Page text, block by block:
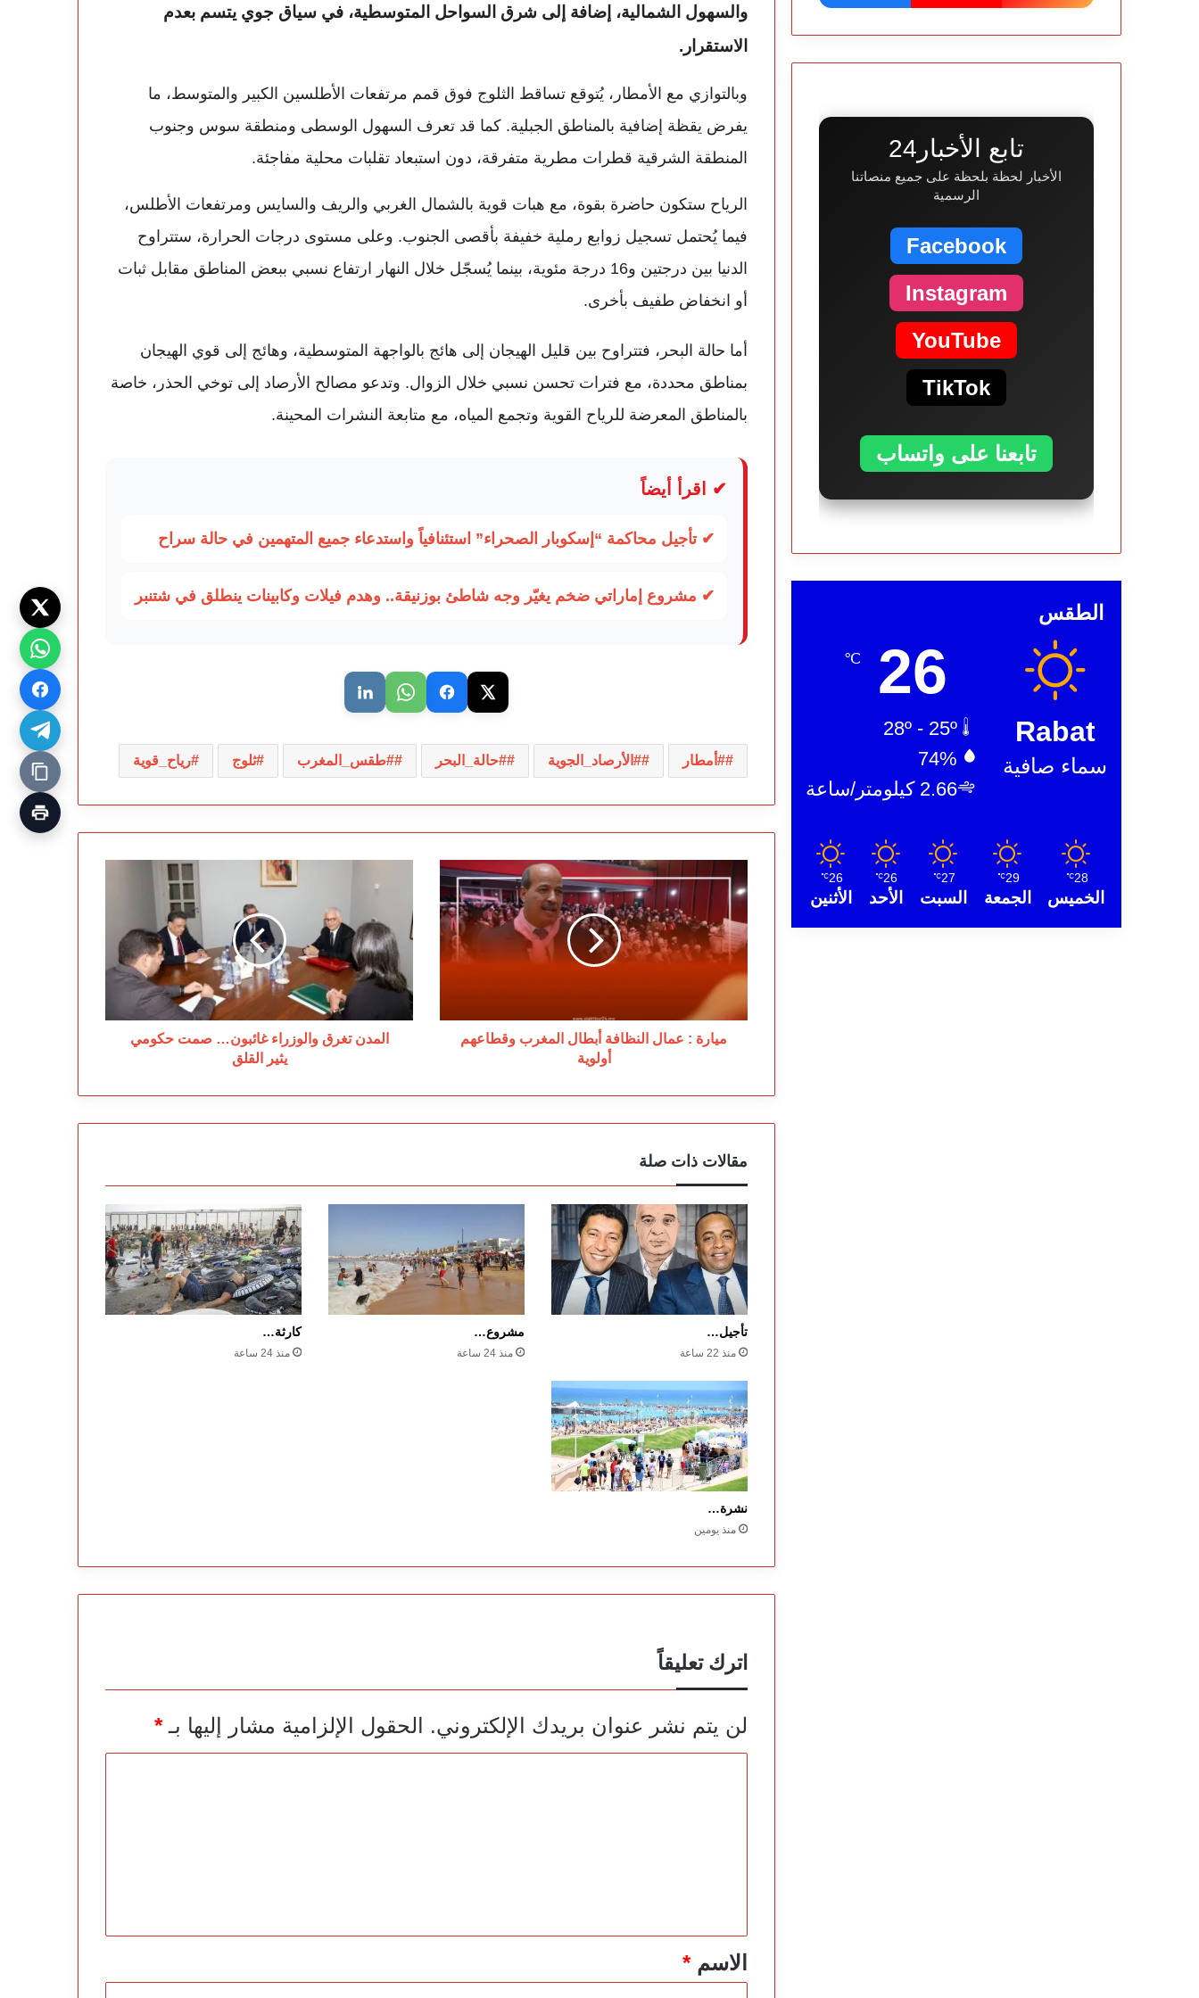
والسهول الشمالية، إضافة إلى شرق السواحل المتوسطية، في سياق جوي يتسم بعدم
الاستقرار.
وبالتوازي مع الأمطار، يُتوقع تساقط الثلوج فوق قمم مرتفعات الأطلسين الكبير والمتوسط، ما
يفرض يقظة إضافية بالمناطق الجبلية. كما قد تعرف السهول الوسطى ومنطقة سوس وجنوب
المنطقة الشرقية قطرات مطرية متفرقة، دون استبعاد تقلبات محلية مفاجئة.
الرياح ستكون حاضرة بقوة، مع هبات قوية بالشمال الغربي والريف والسايس ومرتفعات الأطلس،
فيما يُحتمل تسجيل زوابع رملية خفيفة بأقصى الجنوب. وعلى مستوى درجات الحرارة، ستتراوح
الدنيا بين درجتين و16 درجة مئوية، بينما يُسجّل خلال النهار ارتفاع نسبي ببعض المناطق مقابل ثبات
أو انخفاض طفيف بأخرى.
أما حالة البحر، فتتراوح بين قليل الهيجان إلى هائج بالواجهة المتوسطية، وهائج إلى قوي الهيجان
بمناطق محددة، مع فترات تحسن نسبي خلال الزوال. وتدعو مصالح الأرصاد إلى توخي الحذر، خاصة
بالمناطق المعرضة للرياح القوية وتجمع المياه، مع متابعة النشرات المحينة.
✔ اقرأ أيضاً
✔ تأجيل محاكمة “إسكوبار الصحراء” استئنافياً واستدعاء جميع المتهمين في حالة سراح
✔ مشروع إماراتي ضخم يغيّر وجه شاطئ بوزنيقة.. وهدم فيلات وكابينات ينطلق في شتنبر
#أمطار #الأرصاد_الجوية #حالة_البحر #طقس_المغرب ثلوج رياح_قوية
ميارة
:
عمال
النظافة
أبطال
المغرب
وقطاعهم
أولوية
ميارة : عمال النظافة أبطال المغرب وقطاعهم
أولوية
تغرق
والوزراء
غائبون…
صمت
حكومي
يثير
القلق
المدن تغرق والوزراء غائبون… صمت حكومي
يثير القلق
مقالات ذات صلة
تأجيل…
منذ 22 ساعة
مشروع…
منذ 24 ساعة
كارثة…
منذ 24 ساعة
نشرة…
منذ يومين
اترك تعليقاً
لن يتم نشر عنوان بريدك الإلكتروني. الحقول الإلزامية مشار إليها بـ*
*الاسم*
تابع الأخبار24
الأخبار لحظة بلحظة على جميع منصاتنا
الرسمية
Facebook
Instagram
YouTube
TikTok
تابعنا على واتساب
الطقس
Rabat
سماء صافية
26
℃
74%
2.66 كيلومتر/ساعة
28
℃
الخميس
29
℃
الجمعة
27
℃
السبت
26
℃
الأحد
26
℃
الأثنين